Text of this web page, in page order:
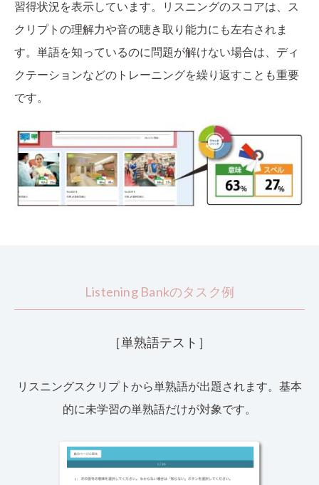
習得状況を表示しています。リスニングのスコアは、ス
クリプトの理解力や音の聴き取り能力にも左右されま
す。単語を知っているのに問題が解けない場合は、ディ
クテーションなどのトレーニングを繰り返すことも重要
です。
Listening Bankのタスク例
［単熟語テスト］
リスニングスクリプトから単熟語が出題されます。基本
的に未学習の単熟語だけが対象です。